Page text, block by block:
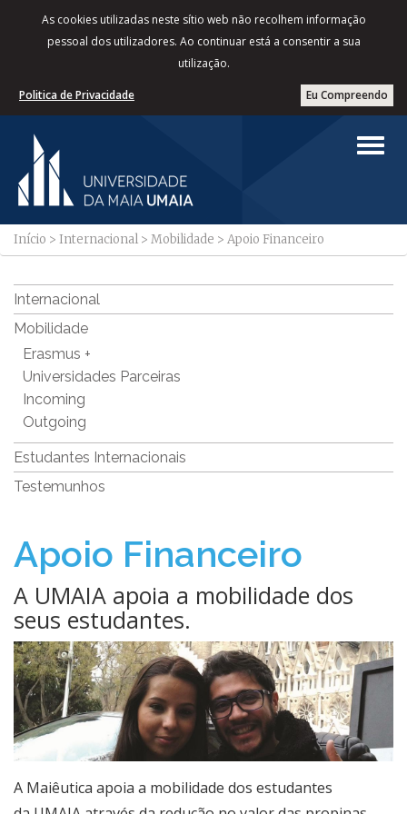
As cookies utilizadas neste sítio web não recolhem informação
pessoal dos utilizadores. Ao continuar está a consentir a sua
utilização.
Eu Compreendo
Politica de Privacidade
Início > Internacional > Mobilidade > Apoio Financeiro
Internacional
Mobilidade
Erasmus +
Universidades Parceiras
Incoming
Outgoing
Estudantes Internacionais
Testemunhos
Apoio Financeiro
A UMAIA apoia a mobilidade dos
seus estudantes.
​​​​​​​​​​​​​​​​​​​​​​​​​​​​​​​​A Maiêutica apoia a mobilidade dos estudantes